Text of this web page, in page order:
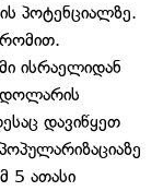
პოტენციალზე.
ისრაელიდან
დოლარის
დავიწყეთ
5 ათასი